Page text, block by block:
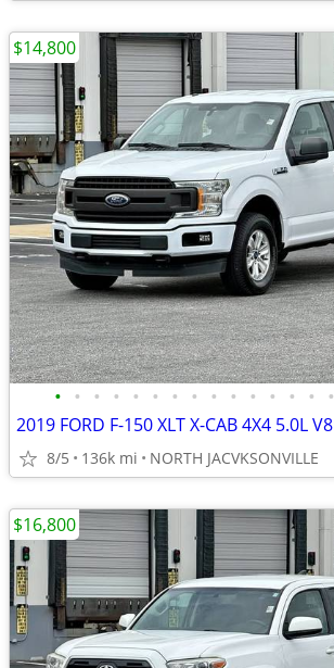
• • • • • • • • • • • • • • •
2019 FORD F-150 XLT X-CAB 4X4 5.0L V8
8/5 136k mi NORTH JACVKSONVILLE
$14,800
$16,800